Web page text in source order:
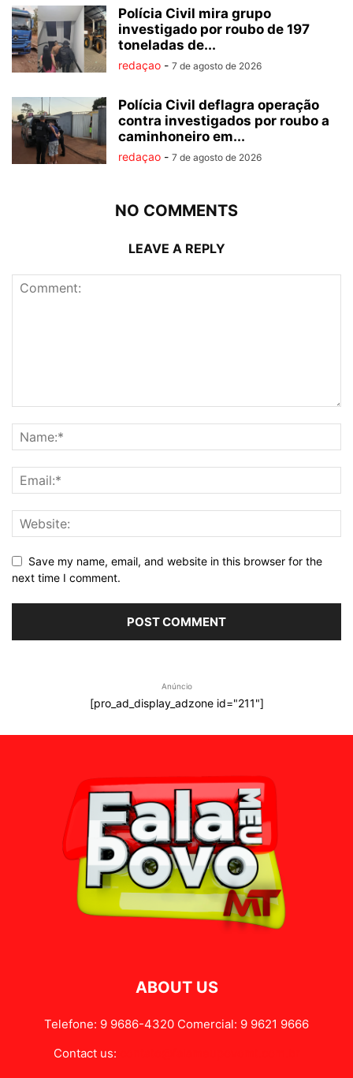
Polícia Civil mira grupo
investigado por roubo de 197
toneladas de...
redaçao - 7 de agosto de 2026
Polícia Civil deflagra operação
contra investigados por roubo a
caminhoneiro em...
redaçao - 7 de agosto de 2026
NO COMMENTS
LEAVE A REPLY
Save my name, email, and website in this browser for the
next time I comment.
Anúncio
[pro_ad_display_adzone id="211"]
ABOUT US
Telefone: 9 9686-4320 Comercial: 9 9621 9666
Contact us: